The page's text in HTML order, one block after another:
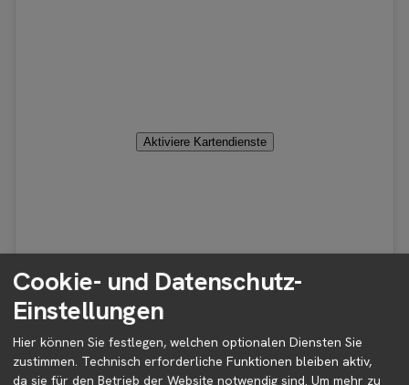
Aktiviere Kartendienste
ℹ️Bitte wähle für Details ein Icon auf der Karte aus.
Cookie- und Datenschutz-
Einstellungen
Hier können Sie festlegen, welchen optionalen Diensten Sie
zustimmen. Technisch erforderliche Funktionen bleiben aktiv,
da sie für den Betrieb der Website notwendig sind. Um mehr zu